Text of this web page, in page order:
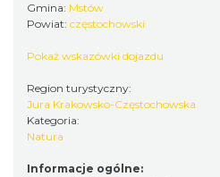
Gmina: Mstów
Powiat: częstochowski
Pokaż wskazówki dojazdu
Region turystyczny:
Jura Krakowsko-Częstochowska
Kategoria:
Natura
Informacje ogólne: